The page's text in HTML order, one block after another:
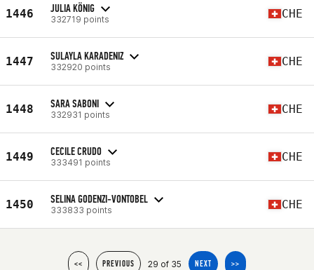
1446 JULIA KÖNIG
332719 points CHE
1447 SULAYLA KARADENIZ
332920 points CHE
1448 SARA SABONI
332931 points CHE
1449 CECILE CRUDO
333491 points CHE
1450 SELINA GODENZI-VONTOBEL
333833 points CHE
<< PREVIOUS 29 of 35 NEXT >>